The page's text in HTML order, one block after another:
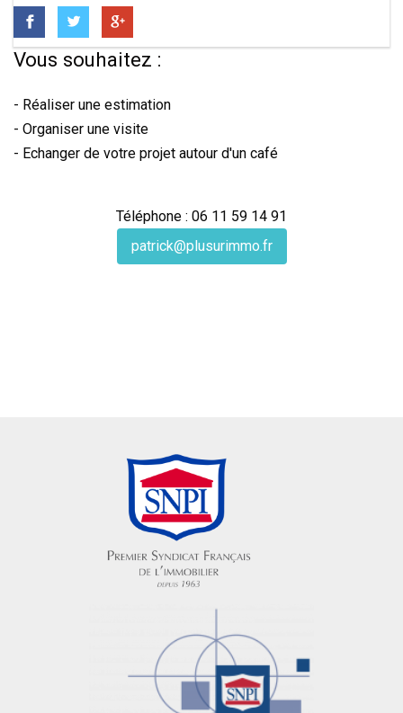
Vous souhaitez :
- Réaliser une estimation
- Organiser une visite
- Echanger de votre projet autour d'un café
Téléphone : 06 11 59 14 91
patrick@plusurimmo.fr